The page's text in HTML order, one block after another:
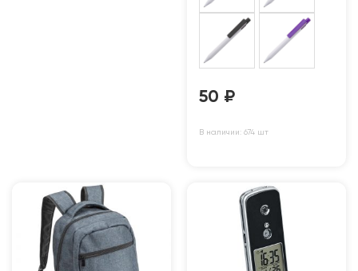
50 ₽
В наличии: 674 шт